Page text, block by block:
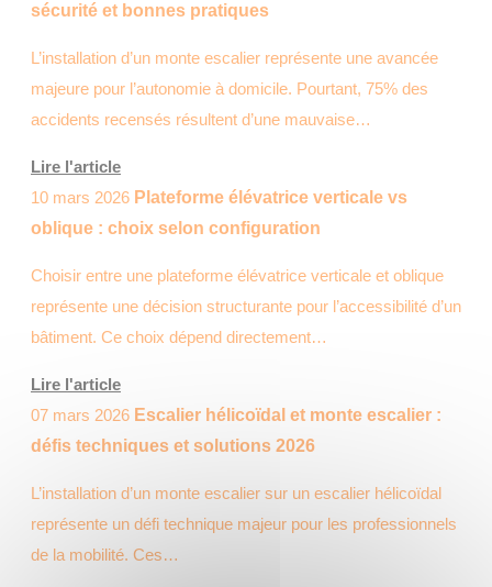
sécurité et bonnes pratiques
L’installation d’un monte escalier représente une avancée
majeure pour l’autonomie à domicile. Pourtant, 75% des
accidents recensés résultent d’une mauvaise…
Lire l'article
10 mars 2026 Plateforme élévatrice verticale vs
oblique : choix selon configuration
Choisir entre une plateforme élévatrice verticale et oblique
représente une décision structurante pour l’accessibilité d’un
bâtiment. Ce choix dépend directement…
Lire l'article
07 mars 2026 Escalier hélicoïdal et monte escalier :
défis techniques et solutions 2026
L’installation d’un monte escalier sur un escalier hélicoïdal
représente un défi technique majeur pour les professionnels
de la mobilité. Ces…